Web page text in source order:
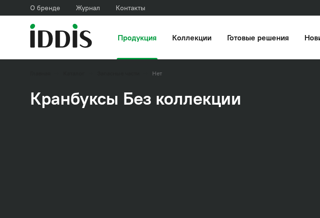
О бренде Журнал Контакты
Продукция Коллекции Готовые решения
Нет
Кранбуксы Без коллекции